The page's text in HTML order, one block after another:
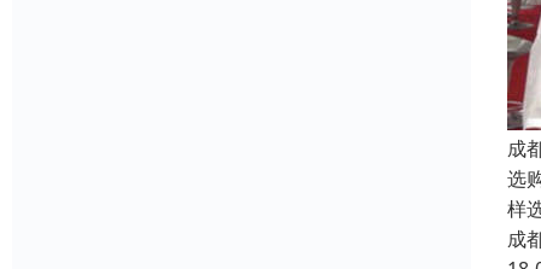
成
选
样
成